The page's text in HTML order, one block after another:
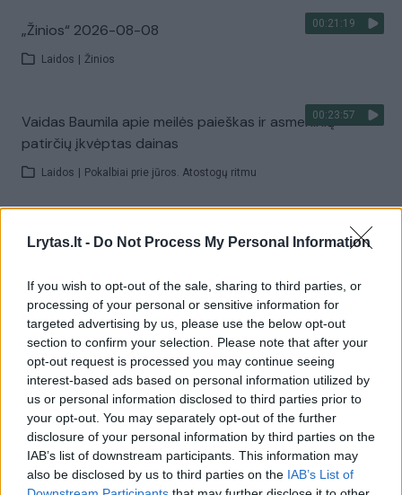
Lrytas.lt - Do Not Process My Personal Information
If you wish to opt-out of the sale, sharing to third parties, or
processing of your personal or sensitive information for
targeted advertising by us, please use the below opt-out
section to confirm your selection. Please note that after your
opt-out request is processed you may continue seeing
interest-based ads based on personal information utilized by
us or personal information disclosed to third parties prior to
your opt-out. You may separately opt-out of the further
disclosure of your personal information by third parties on the
IAB’s list of downstream participants. This information may
also be disclosed by us to third parties on the IAB’s List of
00:21:19
„Žinios“ 2026-08-08
Laidos Žinios
00:23:57
Vaidas Baumila apie meilės paieškas ir asmeninių
patirčių įkvėptas dainas
Laidos Pokalbiai prie jūros. Atostogų ritmu
Žiūrimiausi įrašai
00:00:30
Vaizdai iš tragiškos avarijos Vilniaus r.: dviejų moterų ir
vaiko gyvybių išgelbėti nepavyko
Žinios | Lietuvos diena
00:00:57